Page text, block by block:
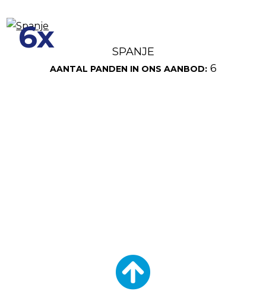
6x SPANJE
AANTAL PANDEN IN ONS AANBOD:6